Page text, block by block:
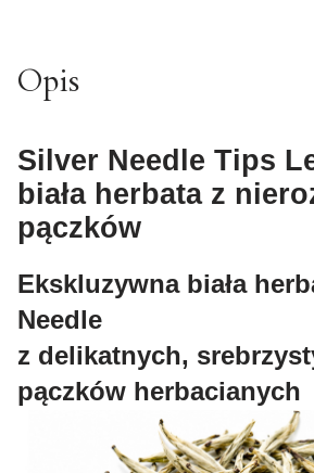
Opis
Silver Needle Tips
biała herbata z
pączków
Ekskluzywna biała
Needle
z delikatnych,
pączków herbacianych